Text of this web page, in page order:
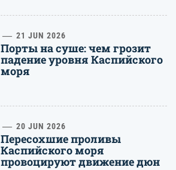
21 JUN 2026
Порты на суше: чем грозит
падение уровня Каспийского
моря
20 JUN 2026
Пересохшие проливы
Каспийского моря
провоцируют движение дюн